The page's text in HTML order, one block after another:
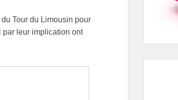
Tour du Limousin pour
leur implication ont